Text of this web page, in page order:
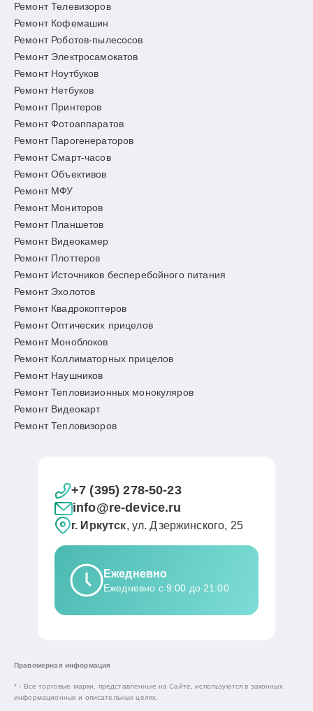
Ремонт Телевизоров
Ремонт Кофемашин
Ремонт Роботов-пылесосов
Ремонт Электросамокатов
Ремонт Ноутбуков
Ремонт Нетбуков
Ремонт Принтеров
Ремонт Фотоаппаратов
Ремонт Парогенераторов
Ремонт Смарт-часов
Ремонт Объективов
Ремонт МФУ
Ремонт Мониторов
Ремонт Планшетов
Ремонт Видеокамер
Ремонт Плоттеров
Ремонт Источников бесперебойного питания
Ремонт Эхолотов
Ремонт Квадрокоптеров
Ремонт Оптических прицелов
Ремонт Моноблоков
Ремонт Коллиматорных прицелов
Ремонт Наушников
Ремонт Тепловизионных монокуляров
Ремонт Видеокарт
Ремонт Тепловизоров
+7 (395) 278-50-23
info@re-device.ru
г. Иркутск, ул. Дзержинского, 25
Ежедневно
Ежедневно с 9:00 до 21:00
Правомерная информация
* - Все торговые марки, представленные на Сайте, используются в законных
информационных и описательных целях.